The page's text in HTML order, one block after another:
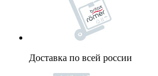
Доставка по всей россии